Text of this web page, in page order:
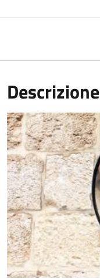
Descrizione